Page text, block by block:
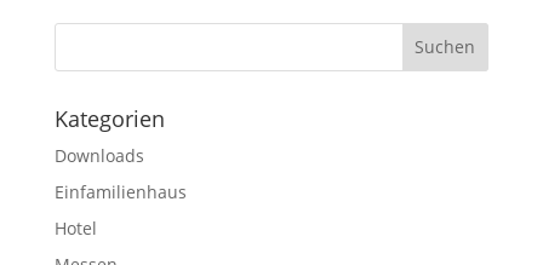
Kategorien
Downloads
Einfamilienhaus
Hotel